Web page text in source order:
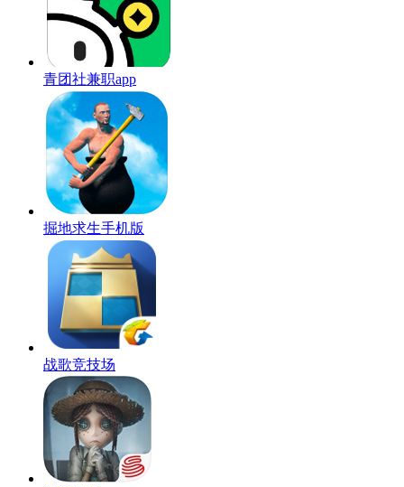
青团社兼职app
掘地求生手机版
战歌竞技场